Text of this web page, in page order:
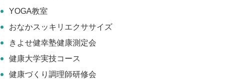
YOGA教室
おなかスッキリエクササイズ
きよせ健幸塾健康測定会
健康大学実技コース
健康づくり調理師研修会